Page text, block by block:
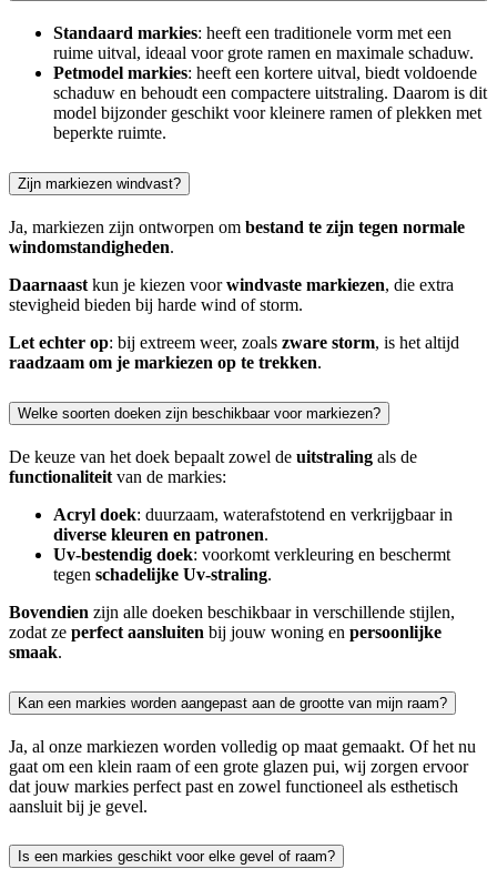
Standaard markies: heeft een traditionele vorm met een
ruime uitval, ideaal voor grote ramen en maximale schaduw.
Petmodel markies: heeft een kortere uitval, biedt voldoende
schaduw en behoudt een compactere uitstraling. Daarom is dit
model bijzonder geschikt voor kleinere ramen of plekken met
beperkte ruimte.
Zijn markiezen windvast?
Ja, markiezen zijn ontworpen om bestand te zijn tegen normale
windomstandigheden.
Daarnaast kun je kiezen voorwindvaste markiezen, die extra
stevigheid bieden bij harde wind of storm.
Let echter op: bij extreem weer, zoals zware storm, is het altijd
raadzaam om je markiezen op te trekken.
Welke soorten doeken zijn beschikbaar voor markiezen?
De keuze van het doek bepaalt zowel de uitstraling als de
functionaliteit van de markies:
Acryl doek: duurzaam, waterafstotend en verkrijgbaar in
diverse kleuren en patronen.
Uv-bestendig doek: voorkomt verkleuring en beschermt
tegen schadelijke Uv-straling.
Bovendien zijn alle doeken beschikbaar in verschillende stijlen,
zodat ze perfect aansluiten bij jouw woning en persoonlijke
smaak.
Kan een markies worden aangepast aan de grootte van mijn raam?
Ja, al onze markiezen worden volledig op maat gemaakt. Of het nu
gaat om een klein raam of een grote glazen pui, wij zorgen ervoor
dat jouw markies perfect past en zowel functioneel als esthetisch
aansluit bij je gevel.
Is een markies geschikt voor elke gevel of raam?